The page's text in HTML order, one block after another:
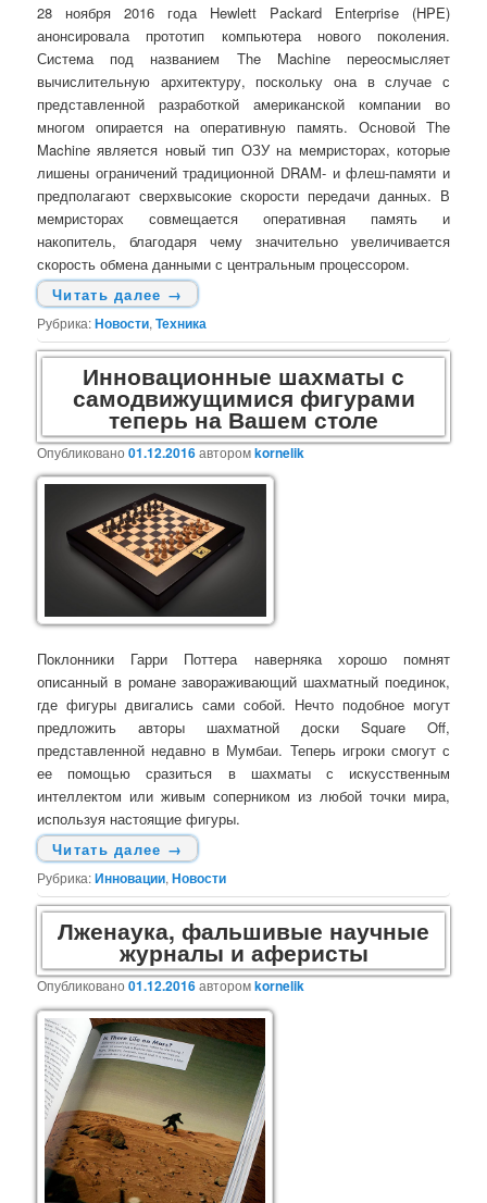
28 ноября 2016 года Hewlett Packard Enterprise (HPE)
анонсировала прототип компьютера нового поколения.
Система под названием The Machine переосмысляет
вычислительную архитектуру, поскольку она в случае с
представленной разработкой американской компании во
многом опирается на оперативную память. Основой The
Machine является новый тип ОЗУ на мемристорах, которые
лишены ограничений традиционной DRAM- и флеш-памяти и
предполагают сверхвысокие скорости передачи данных. В
мемристорах совмещается оперативная память и
накопитель, благодаря чему значительно увеличивается
скорость обмена данными с центральным процессором.
Читать далее →
Рубрика:Новости,Техника
Инновационные шахматы с
самодвижущимися фигурами
теперь на Вашем столе
Опубликовано01.12.2016авторомkornelik
Поклонники Гарри Поттера наверняка хорошо помнят
описанный в романе завораживающий шахматный поединок,
где фигуры двигались сами собой. Нечто подобное могут
предложить авторы шахматной доски Square Off,
представленной недавно в Мумбаи. Теперь игроки смогут с
ее помощью сразиться в шахматы с искусственным
интеллектом или живым соперником из любой точки мира,
используя настоящие фигуры.
Читать далее →
Рубрика:Инновации,Новости
Лженаука, фальшивые научные
журналы и аферисты
Опубликовано01.12.2016авторомkornelik